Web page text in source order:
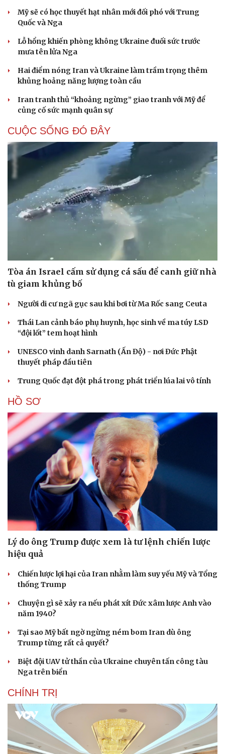
Cải chính
Mỹ sẽ có học thuyết hạt nhân mới đối phó với Trung
Quốc và Nga
Lỗ hổng khiến phòng không Ukraine đuối sức trước
mưa tên lửa Nga
Hai điểm nóng Iran và Ukraine làm trầm trọng thêm
khủng hoảng năng lượng toàn cầu
Iran tranh thủ “khoảng ngừng” giao tranh với Mỹ để
củng cố sức mạnh quân sự
CUỘC SỐNG ĐÓ ĐÂY
Tòa án Israel cấm sử dụng cá sấu để canh giữ nhà
tù giam khủng bố
Người di cư ngã gục sau khi bơi từ Ma Rốc sang Ceuta
Thái Lan cảnh báo phụ huynh, học sinh về ma túy LSD
“đội lốt” tem hoạt hình
UNESCO vinh danh Sarnath (Ấn Độ) - nơi Đức Phật
thuyết pháp đầu tiên
Trung Quốc đạt đột phá trong phát triển lúa lai vô tính
HỒ SƠ
Lý do ông Trump được xem là tư lệnh chiến lược
hiệu quả
Chiến lược lợi hại của Iran nhằm làm suy yếu Mỹ và Tổng
thống Trump
Chuyện gì sẽ xảy ra nếu phát xít Đức xâm lược Anh vào
năm 1940?
Tại sao Mỹ bất ngờ ngừng ném bom Iran dù ông
Trump từng rất cả quyết?
Biệt đội UAV tử thần của Ukraine chuyên tấn công tàu
Nga trên biển
CHÍNH TRỊ